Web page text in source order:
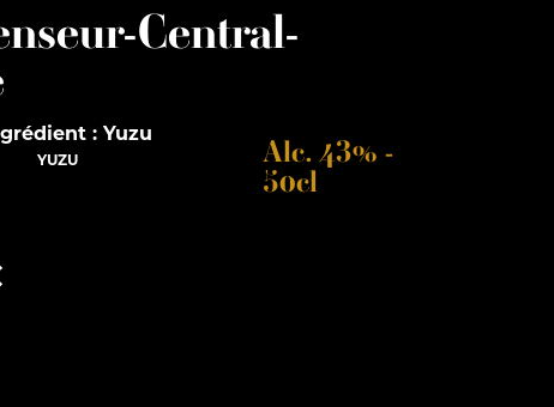
Central-
YUZU
Alc. 43% -
50cl